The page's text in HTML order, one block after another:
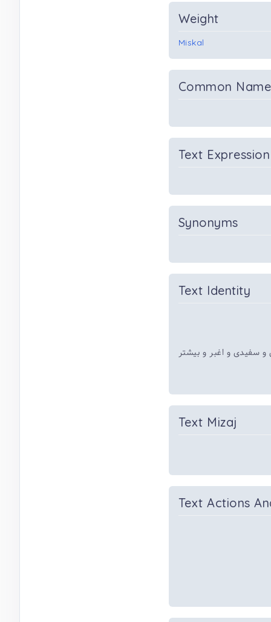
Weight
Miskal
Common Name
Text Expression
Synonyms
Text Identity
سفیدی و اغبر و بیشتر
Text Mizaj
Text Actions